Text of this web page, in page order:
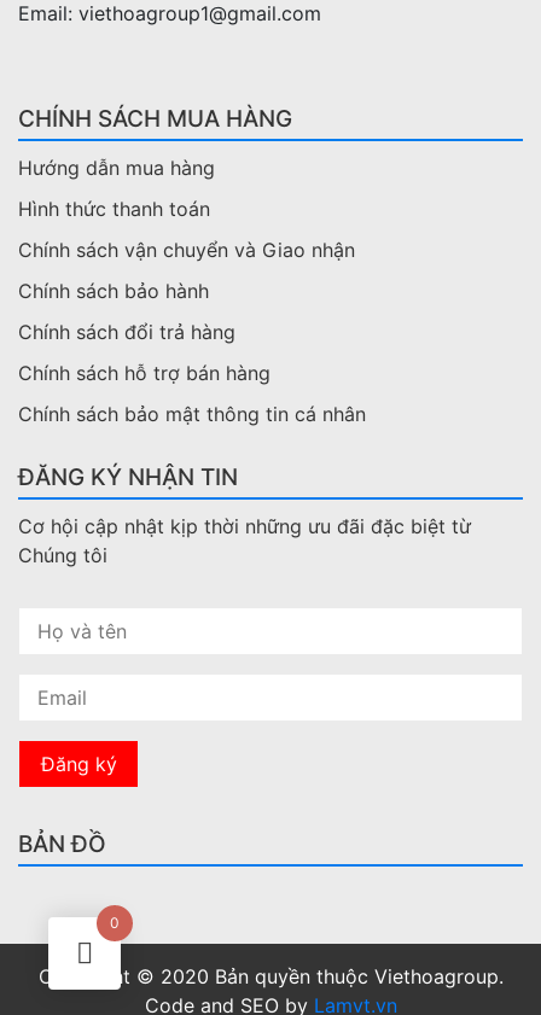
Email: viethoagroup1@gmail.com
CHÍNH SÁCH MUA HÀNG
Hướng dẫn mua hàng
Hình thức thanh toán
Chính sách vận chuyển và Giao nhận
Chính sách bảo hành
Chính sách đổi trả hàng
Chính sách hỗ trợ bán hàng
Chính sách bảo mật thông tin cá nhân
ĐĂNG KÝ NHẬN TIN
Cơ hội cập nhật kịp thời những ưu đãi đặc biệt từ
Chúng tôi
BẢN ĐỒ
Copyright © 2020 Bản quyền thuộc Viethoagroup.
Code and SEO by Lamvt.vn
0